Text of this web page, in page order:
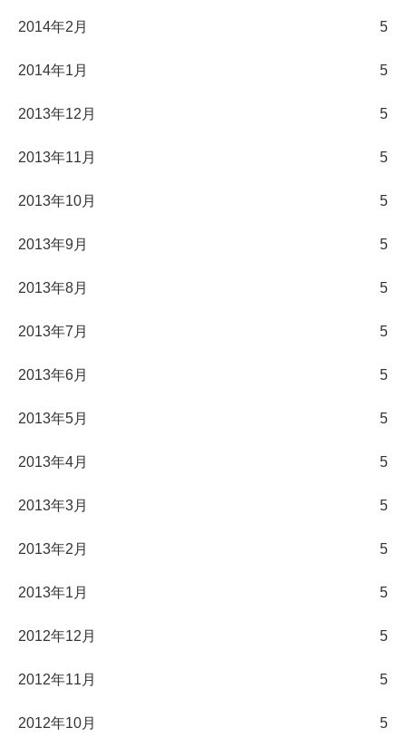
2014年2月 5
2014年1月 5
2013年12月 5
2013年11月 5
2013年10月 5
2013年9月 5
2013年8月 5
2013年7月 5
2013年6月 5
2013年5月 5
2013年4月 5
2013年3月 5
2013年2月 5
2013年1月 5
2012年12月 5
2012年11月 5
2012年10月 5